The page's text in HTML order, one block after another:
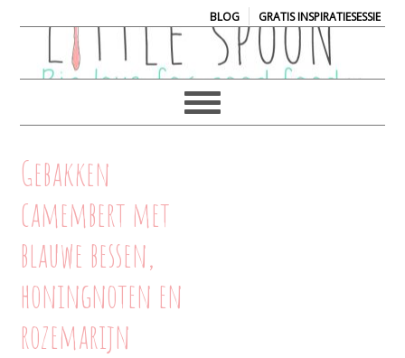
BLOG| GRATIS INSPIRATIESESSIE
Gebakken
camembert met
blauwe bessen,
honingnoten en
rozemarijn